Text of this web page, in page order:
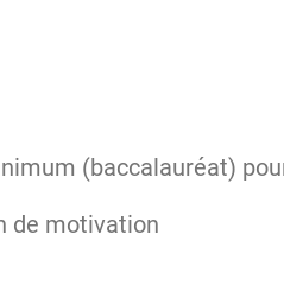
(baccalauréat)
de motivation